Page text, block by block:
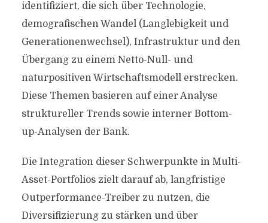
identifiziert, die sich über Technologie,
demografischen Wandel (Langlebigkeit und
Generationenwechsel), Infrastruktur und den
Übergang zu einem Netto-Null- und
naturpositiven Wirtschaftsmodell erstrecken.
Diese Themen basieren auf einer Analyse
struktureller Trends sowie interner Bottom-
up-Analysen der Bank.
Die Integration dieser Schwerpunkte in Multi-
Asset-Portfolios zielt darauf ab, langfristige
Outperformance-Treiber zu nutzen, die
Diversifizierung zu stärken und über